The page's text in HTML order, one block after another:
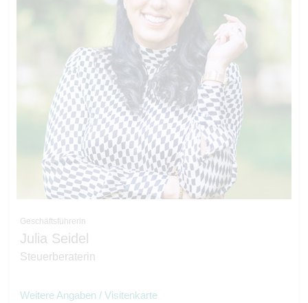
Geschäftsführerin
Julia Seidel
Steuerberaterin
Weitere Angaben / Visitenkarte